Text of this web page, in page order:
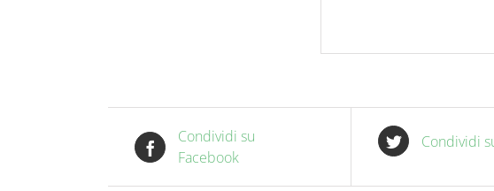
Condividi su
Facebook
Condividi